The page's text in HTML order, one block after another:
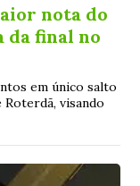
nota do
da final no
em único salto
visando